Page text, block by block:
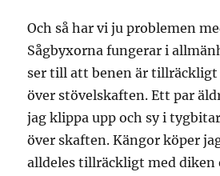
Och så har vi ju problemen
Sågbyxorna fungerar i
ser till att benen är tillräckligt
över stövelskaften. Ett par
jag klippa upp och sy i
över skaften. Kängor köper
alldeles tillräckligt med diken